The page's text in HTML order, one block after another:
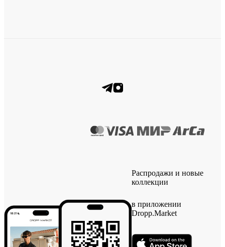
Распродажи и новые
коллекции
в приложении
Dropp.Market